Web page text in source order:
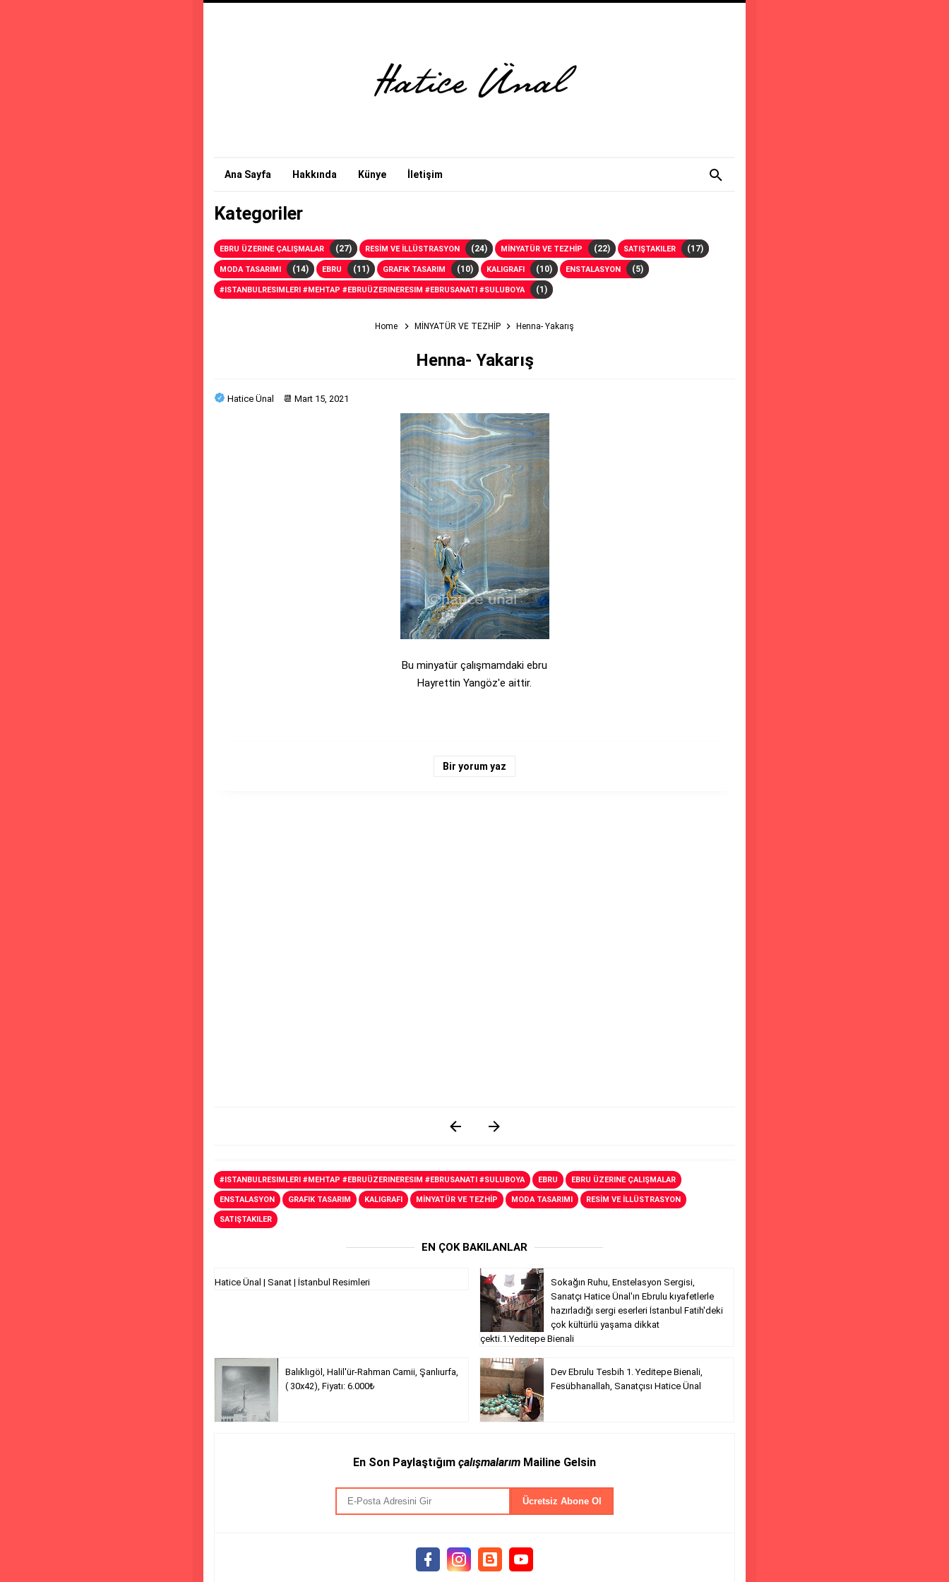
Ana Sayfa Hakkında Künye İletişim
Kategoriler
EBRU ÜZERINE ÇALIŞMALAR (27) RESİM VE İLLÜSTRASYON (24) MİNYATÜR VE TEZHİP (22) SATIŞTAKILER (17)
MODA TASARIMI (14) EBRU (11) GRAFIK TASARIM (10) KALIGRAFI (10) ENSTALASYON (5)
#ISTANBULRESIMLERI #MEHTAP #EBRUÜZERINERESIM #EBRUSANATI #SULUBOYA (1)
Home MİNYATÜR VE TEZHİP Henna- Yakarış
Henna- Yakarış
Hatice Ünal 📆 Mart 15, 2021
Bu minyatür çalışmamdaki ebru
Hayrettin Yangöz'e aittir.
Bir yorum yaz
#ISTANBULRESIMLERI #MEHTAP #EBRUÜZERINERESIM #EBRUSANATI #SULUBOYA EBRU EBRU ÜZERINE ÇALIŞMALAR
ENSTALASYON GRAFIK TASARIM KALIGRAFI MİNYATÜR VE TEZHİP MODA TASARIMI RESİM VE İLLÜSTRASYON
SATIŞTAKILER
EN ÇOK BAKILANLAR
Hatice Ünal | Sanat | İstanbul Resimleri
Sokağın Ruhu, Enstelasyon Sergisi,
Sanatçı Hatice Ünal'ın Ebrulu kıyafetlerle
hazırladığı sergi eserleri İstanbul Fatih'deki
çok kültürlü yaşama dikkat
çekti.1.Yeditepe Bienali
Balıklıgöl, Halil'ür-Rahman Camii, Şanlıurfa,
( 30x42), Fiyatı: 6.000₺
Dev Ebrulu Tesbih 1. Yeditepe Bienali,
Fesübhanallah, Sanatçısı Hatice Ünal
En Son Paylaştığım çalışmalarım Mailine Gelsin